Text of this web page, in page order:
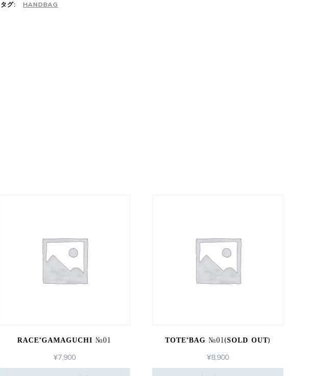
タグ:
HANDBAG
RACE*GAMAGUCHI №01
¥7,900
TOTE*BAG №01(SOLD OUT)
¥8,900